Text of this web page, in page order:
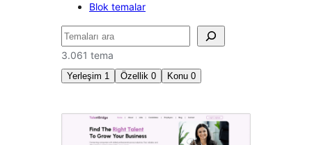
Blok temalar
Ara
3.061 tema
Yerleşim 1 Özellik 0 Konu 0
sütun